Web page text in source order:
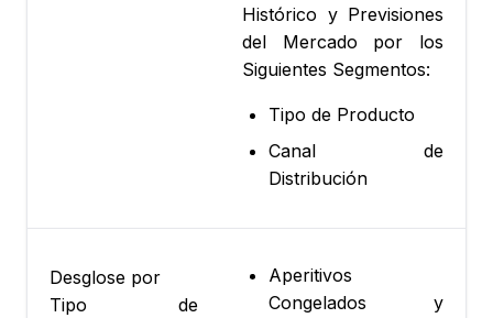
Histórico y Previsiones
del Mercado por los
Siguientes Segmentos:
Tipo de Producto
Canal de
Distribución
Desglose por
Tipo de
Aperitivos
Congelados y